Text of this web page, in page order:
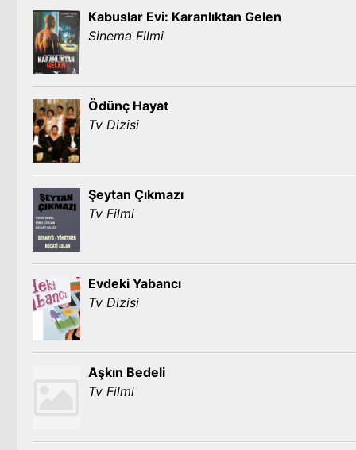
Kabuslar Evi: Karanlıktan Gelen
Sinema Filmi
Ödünç Hayat
Tv Dizisi
Şeytan Çıkmazı
Tv Filmi
Evdeki Yabancı
Tv Dizisi
Aşkın Bedeli
Tv Filmi